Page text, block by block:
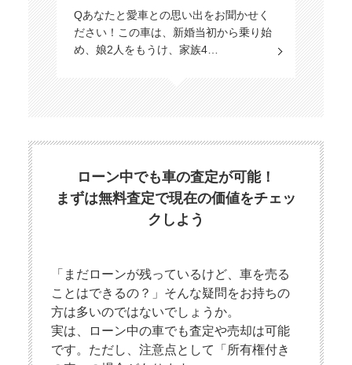
Qあなたと愛車との思い出をお聞かせく
ださい！この車は、新婚当初から乗り始
め、娘2人をもうけ、家族4…
ローン中でも車の査定が可能！
まずは無料査定で現在の価値をチェッ
クしよう
「まだローンが残っているけど、車を売る
ことはできるの？」そんな疑問をお持ちの
方は多いのではないでしょうか。
実は、ローン中の車でも査定や売却は可能
です。ただし、注意点として「所有権付き